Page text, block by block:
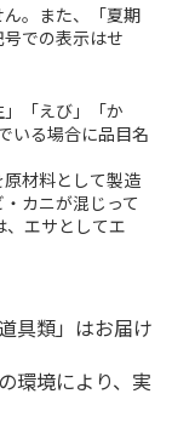
。また、「夏期
での表示はせ
「えび」「か
いる場合に品目名
材料として製造
カニが混じって
、エサとしてエ
具類」はお届け
環境により、実